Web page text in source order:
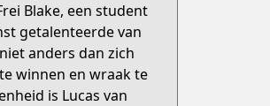
Blake, een student
getalenteerde van
anders dan zich
winnen en wraak te
is Lucas van